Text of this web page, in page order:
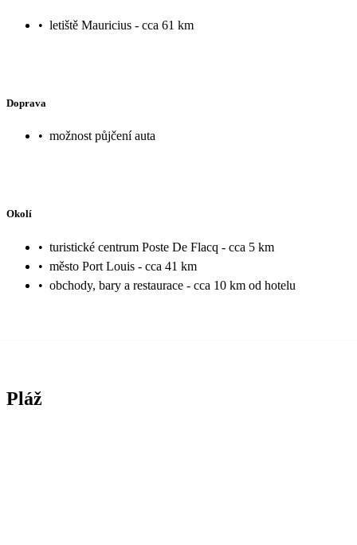
• letiště Mauricius - cca 61 km
Doprava
• možnost půjčení auta
Okolí
• turistické centrum Poste De Flacq - cca 5 km
• město Port Louis - cca 41 km
• obchody, bary a restaurace - cca 10 km od hotelu
Pláž